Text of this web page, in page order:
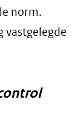
norm.
vastgelegde